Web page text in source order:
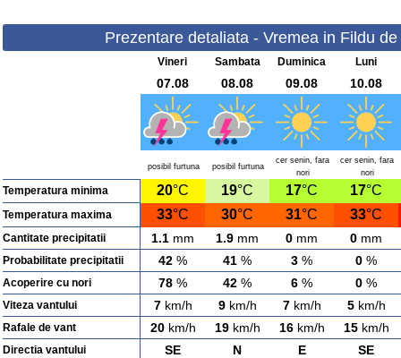
Prezentare detaliata - Vremea in Fildu
Vineri Sambata Duminica Luni
07.08 08.08 09.08 10.08
posibil furtuna posibil furtuna
cer senin, fara
nori
cer senin, fara
nori
Temperatura minima 20°C 19°C 17°C 17°C
Temperatura maxima 33°C 30°C 31°C 33°C
Cantitate precipitatii 1.1 mm 1.9 mm 0 mm 0 mm
Probabilitate precipitatii 42 % 41 % 3 % 0 %
Acoperire cu nori 78 % 42 % 6 % 0 %
Viteza vantului 7km/h 9km/h 7km/h 5km/h
Rafale de vant 20km/h 19km/h 16km/h 15km/h
Directia vantului SE N E SE